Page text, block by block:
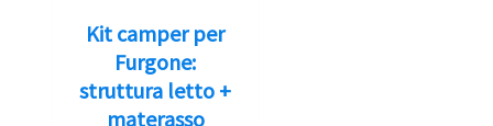
originale
era:
1.010,00€.
attuale
970,00€.
Kit camper per
Furgone:
struttura letto +
materasso